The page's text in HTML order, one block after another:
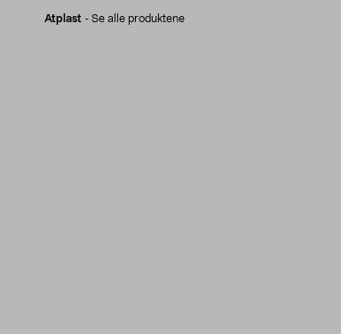
Atplast - Se alle produktene